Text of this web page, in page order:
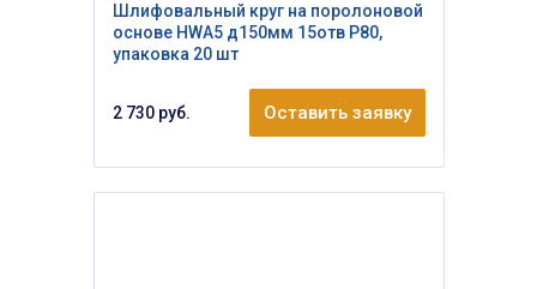
Шлифовальный круг на поролоновой
основе HWA5 д150мм 15отв Р80,
упаковка 20 шт
2 730 руб. Оставить заявку